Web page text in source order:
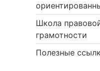
Школа
грамотности
Полезные